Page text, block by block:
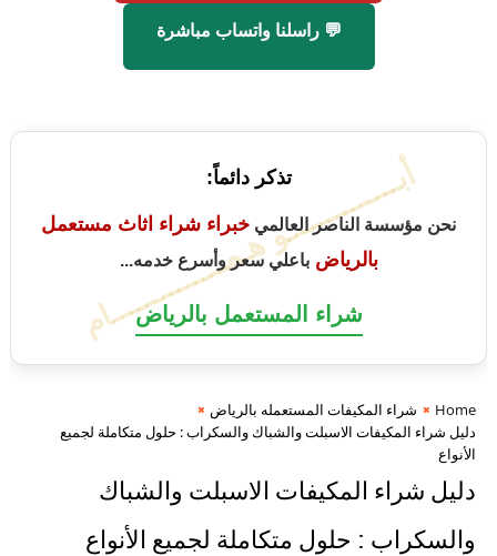
💬 راسلنا واتساب مباشرة
أبــــــــــــــو هـمــــــــــــــام
تذكر دائماً:
نحن مؤسسة الناصر العالمي خبراء شراء اثاث مستعمل
بالرياضباعلي سعر وأسرع خدمه...
شراء المستعمل بالرياض
Home
شراء المكيفات المستعمله بالرياض
دليل شراء المكيفات الاسبلت والشباك والسكراب : حلول متكاملة لجميع
الأنواع
دليل شراء المكيفات الاسبلت والشباك
والسكراب : حلول متكاملة لجميع الأنواع